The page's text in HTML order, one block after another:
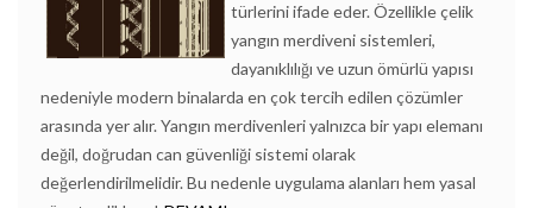
türlerini ifade eder. Özellikle çelik
yangın merdiveni sistemleri,
dayanıklılığı ve uzun ömürlü yapısı
nedeniyle modern binalarda en çok tercih edilen çözümler
arasında yer alır. Yangın merdivenleri yalnızca bir yapı elemanı
değil, doğrudan can güvenliği sistemi olarak
değerlendirilmelidir. Bu nedenle uygulama alanları hem yasal